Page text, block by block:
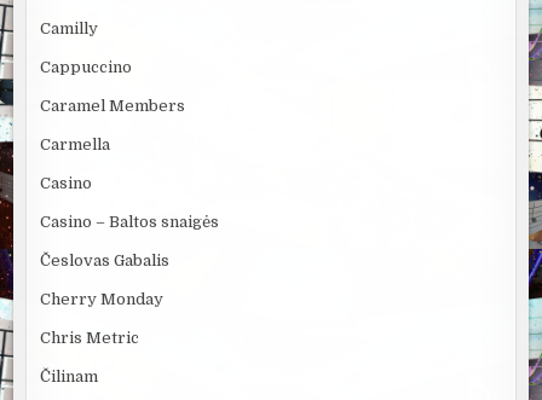
Camilly
Cappuccino
Caramel Members
Carmella
Casino
Casino – Baltos snaigės
Česlovas Gabalis
Cherry Monday
Chris Metric
Čilinam